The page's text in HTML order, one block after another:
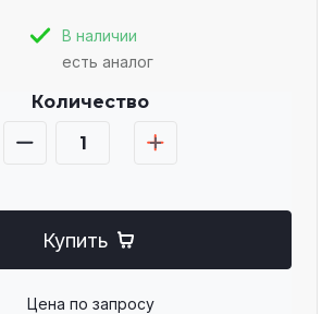
В наличии
есть аналог
Количество
Купить
Цена по запросу